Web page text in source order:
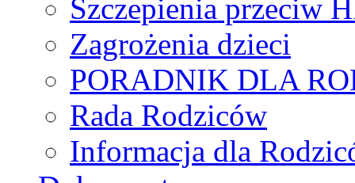
Szczepienia przeciw
Zagrożenia dzieci
PORADNIK DLA
Rada Rodziców
Іnformacja dla